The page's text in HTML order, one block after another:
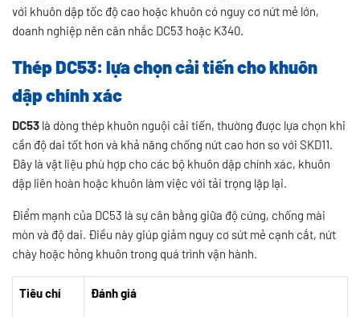
với khuôn dập tốc độ cao hoặc khuôn có nguy cơ nứt mẻ lớn,
doanh nghiệp nên cân nhắc DC53 hoặc K340.
Thép DC53: lựa chọn cải tiến cho khuôn
dập chính xác
DC53 là dòng thép khuôn nguội cải tiến, thường được lựa chọn khi
cần độ dai tốt hơn và khả năng chống nứt cao hơn so với SKD11.
Đây là vật liệu phù hợp cho các bộ khuôn dập chính xác, khuôn
dập liên hoàn hoặc khuôn làm việc với tải trọng lặp lại.
Điểm mạnh của DC53 là sự cân bằng giữa độ cứng, chống mài
mòn và độ dai. Điều này giúp giảm nguy cơ sứt mẻ cạnh cắt, nứt
chày hoặc hỏng khuôn trong quá trình vận hành.
Tiêu chí Đánh giá